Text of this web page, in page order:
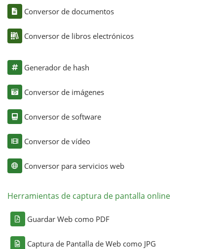
Conversor de documentos
Conversor de libros electrónicos
Generador de hash
Conversor de imágenes
Conversor de software
Conversor de vídeo
Conversor para servicios web
Herramientas de captura de pantalla online
Guardar Web como PDF
Captura de Pantalla de Web como JPG